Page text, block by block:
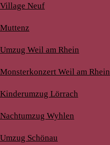
Village Neuf
Muttenz
Umzug Weil am Rhein
Monsterkonzert Weil am Rhein
Kinderumzug Lörrach
Nachtumzug Wyhlen
Umzug Schönau